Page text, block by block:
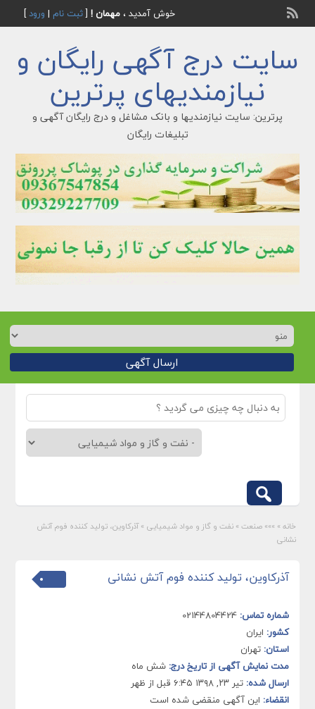
خوش آمدید ، مهمان ![ثبت نام | ورود]
سایت درج آگهی رایگان و
نیازمندیهای پرترین
پرترین: سایت نیازمندیها و بانک مشاغل و درج رایگان آگهی و
تبلیغات رایگان
ارسال آگهی
خانه » »»» صنعت » نفت و گاز و مواد شیمیایی » آذرکاوین، تولید کننده فوم آتش
نشانی
آذرکاوین، تولید کننده فوم آتش نشانی
شماره تماس: 02144804424
کشور: ایران
استان: تهران
مدت نمایش آگهی از تاریخ درج: شش ماه
ارسال شده: تیر ۲۳, ۱۳۹۸ ۶:۴۵ قبل از ظهر
انقضاء: این آگهی منقضی شده است